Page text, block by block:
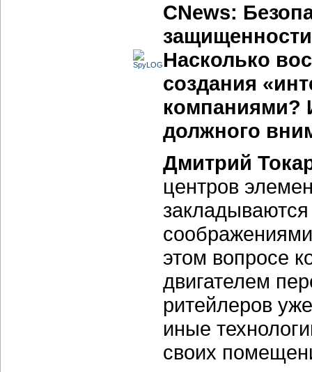
CNews:
Насколько
создания
компаниями?
должного
Дмитрий
центров
этом вопросе
двигателем
ритейлеров
иные
своих